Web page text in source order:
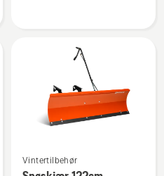
flere
Vintertilbehør